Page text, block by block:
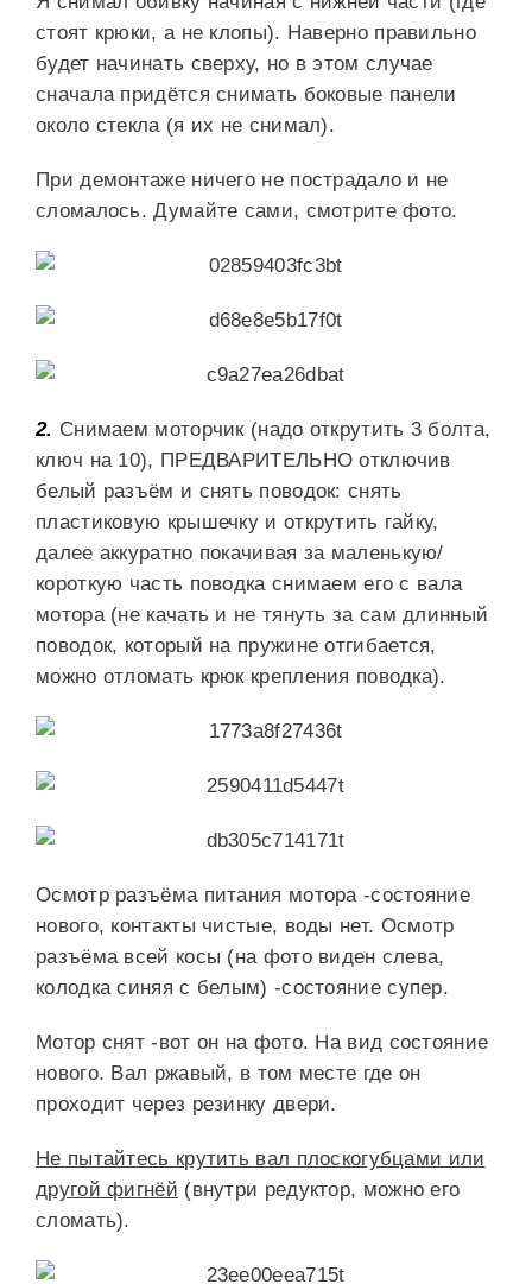
стоят крюки, а не клопы). Наверно правильно
будет начинать сверху, но в этом случае
сначала придётся снимать боковые панели
около стекла (я их не снимал).
При демонтаже ничего не пострадало и не
сломалось. Думайте сами, смотрите фото.
2. Снимаем моторчик (надо открутить 3 болта,
ключ на 10), ПРЕДВАРИТЕЛЬНО отключив
белый разъём и снять поводок: снять
пластиковую крышечку и открутить гайку,
далее аккуратно покачивая за маленькую/
короткую часть поводка снимаем его с вала
мотора (не качать и не тянуть за сам длинный
поводок, который на пружине отгибается,
можно отломать крюк крепления поводка).
Осмотр разъёма питания мотора -состояние
нового, контакты чистые, воды нет. Осмотр
разъёма всей косы (на фото виден слева,
колодка синяя с белым) -состояние супер.
Мотор снят -вот он на фото. На вид состояние
нового. Вал ржавый, в том месте где он
проходит через резинку двери.
Не пытайтесь крутить вал плоскогубцами или
другой фигнёй (внутри редуктор, можно его
сломать).